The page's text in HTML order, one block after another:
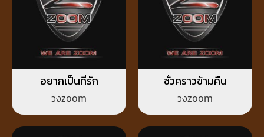
อยากเป็นที่รัก
วงzoom
ชั่วคราวข้ามคืน
วงzoom